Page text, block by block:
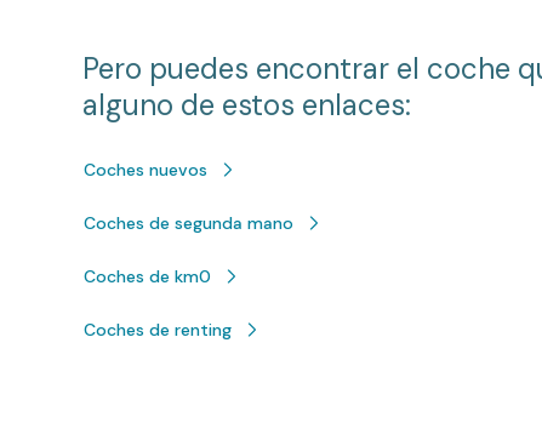
Pero puedes encontrar el coche
alguno de estos enlaces:
Coches nuevos
Coches de segunda mano
Coches de km0
Coches de renting